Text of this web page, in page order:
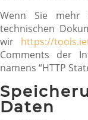
Wenn Sie mehr
technischen
wir https://
Comments der
namens “HTTP
Daten